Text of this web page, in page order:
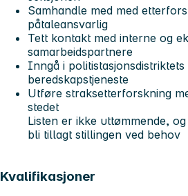
Samhandle med med
påtaleansvarlig
Tett kontakt med interne og
samarbeidspartnere
Inngå i
beredskapstjeneste
Utføre straksetterforskning
stedet
Listen er ikke uttømmende,
bli tillagt stillingen ved behov
Kvalifikasjoner